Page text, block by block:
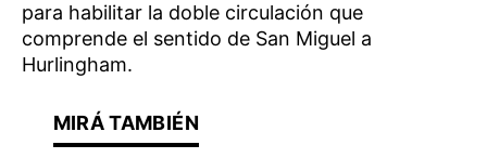
para habilitar la doble circulación que
comprende el sentido de San Miguel a
Hurlingham.